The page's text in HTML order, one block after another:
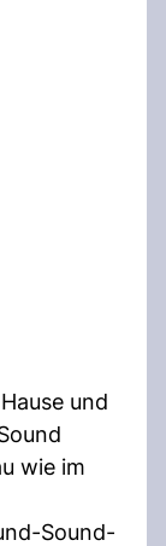
und
wie im
Sound-